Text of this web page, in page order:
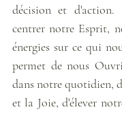
décision et d'action.
centrer notre Esprit,
énergies sur ce qui
permet de nous
dans notre quotidien,
et la Joie, d'élever